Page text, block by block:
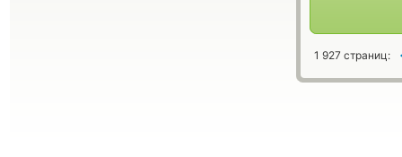
1 927 страниц: